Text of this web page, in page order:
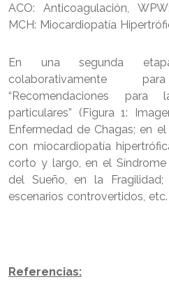
ACO: Anticoagulación,
MCH: Miocardiopatía
En una segunda
colaborativamente
“Recomendaciones
particulares” (Figura 1:
Enfermedad de Chagas; en
con miocardiopatía
corto y largo, en el
del Sueño, en la
escenarios controvertidos, etc.
Referencias: